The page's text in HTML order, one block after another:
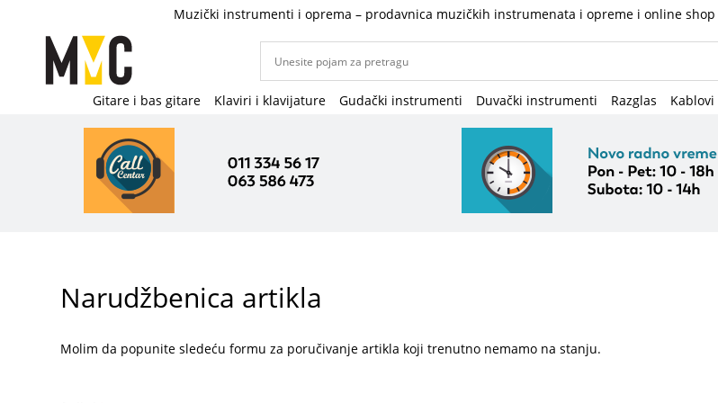
Muzički instrumenti i oprema – prodavnica muzičkih instrumenata i opreme i online shop
Gitare i bas gitare Klaviri i klavijature Gudački instrumenti Duvački instrumenti Razglas Kablovi
Narudžbenica artikla
Molim da popunite sledeću formu za poručivanje artikla koji trenutno nemamo na stanju.